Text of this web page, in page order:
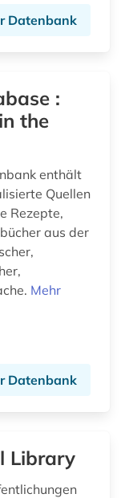
fid finnisch-ugrische/uralische sprachen (1)
Datenbank
:
the
enthält
Quellen
Rezepte,
aus der
Mehr
Datenbank
Library